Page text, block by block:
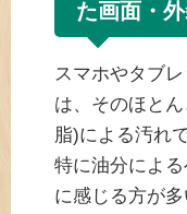
た画面・
スマホやタブ
は、そのほと
脂)による汚れで
特に油分によ
に感じる方が多